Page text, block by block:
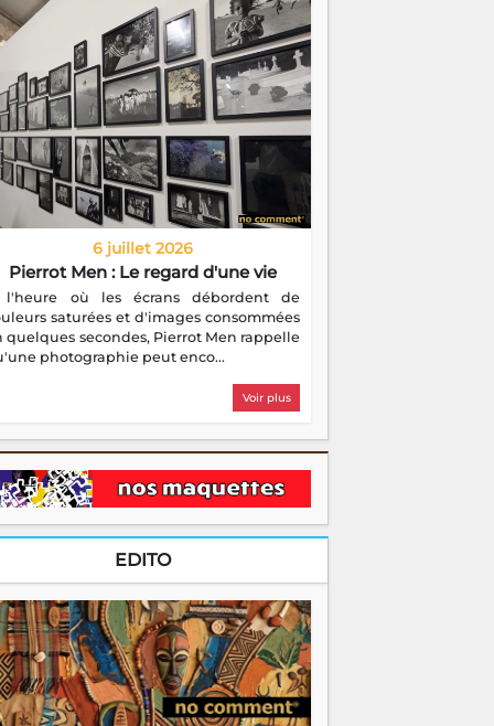
6 juillet 2026
Pierrot Men : Le regard d'une vie
l'heure où les écrans débordent de
saturées et d'images consommées
quelques secondes, Pierrot Men rappelle
photographie peut enco...
Voir plus
EDITO